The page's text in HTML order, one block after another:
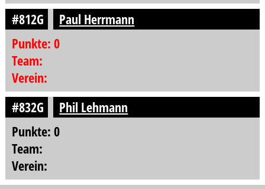
#812G
Paul Herrmann
Punkte: 0
Team:
Verein:
#832G
Phil Lehmann
Punkte: 0
Team:
Verein: